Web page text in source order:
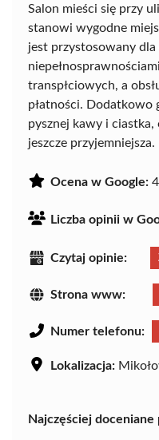
Salon mieści się przy
stanowi wygodne
jest przystosowany dla
transpłciowych, a
płatności. Dodatkowo
pysznej kawy i
jeszcze przyjemniejsza.
Ocena w Google:
Liczba opinii w
Czytaj opinie:
Strona www:
Numer telefonu:
Lokalizacja:
Najczęściej